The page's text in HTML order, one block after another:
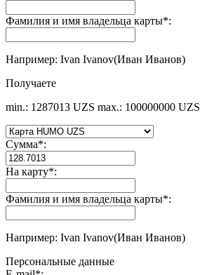
Фамилия и имя владельца карты*:
Например: Ivan Ivanov(Иван Иванов)
Получаете
min.: 1287013 UZS max.: 100000000 UZS
Сумма*:
На карту*:
Фамилия и имя владельца карты*:
Например: Ivan Ivanov(Иван Иванов)
Персональные данные